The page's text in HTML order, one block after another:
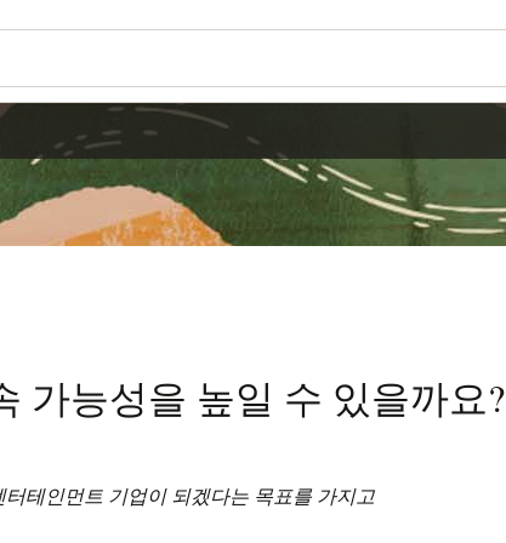
가능성을 높일 수 있을까요?
테인먼트 기업이 되겠다는 목표를 가지고